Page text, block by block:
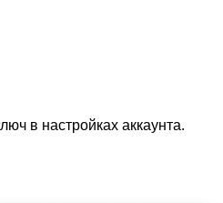
в настройках аккаунта.